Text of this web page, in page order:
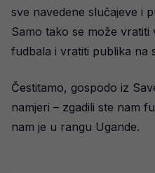
sve navedene slučajeve i
Samo tako se može vratiti
fudbala i vratiti publika na
Čestitamo, gospodo iz
namjeri – zgadili ste nam
nam je u rangu Ugande.